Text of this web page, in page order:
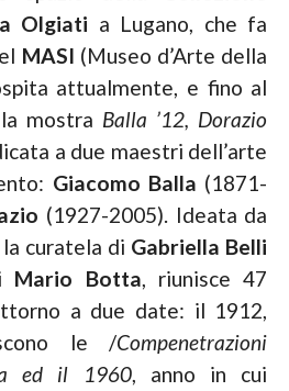
Olgiati a Lugano, che fa
MASI (Museo d’Arte della
attualmente, e fino al
mostra Balla ’12, Dorazio
a due maestri dell’arte
Giacomo Balla (1871-
(1927-2005). Ideata da
la curatela di Gabriella Belli
Mario Botta, riunisce 47
a due date: il 1912,
le /Compenetrazioni
ed il 1960, anno in cui